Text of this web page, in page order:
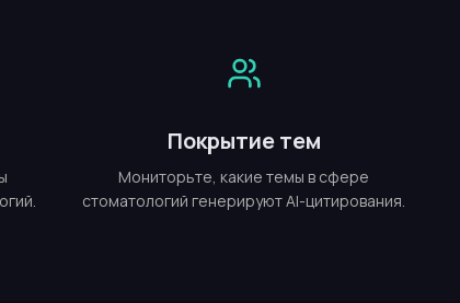
Покрытие тем
Мониторьте, какие темы в сфере
стоматологий генерируют AI-цитирования.